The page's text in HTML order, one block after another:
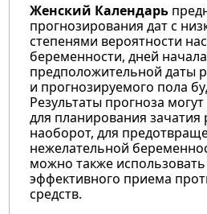
Женский Календарь
прогнозирования дат с
степенями вероятности
беременности, дней
предположительной даты
и прогнозируемого пола
Результаты прогноза
для планирования зачатия
наоборот, для
нежелательной
можно также
эффективного приема
средств.